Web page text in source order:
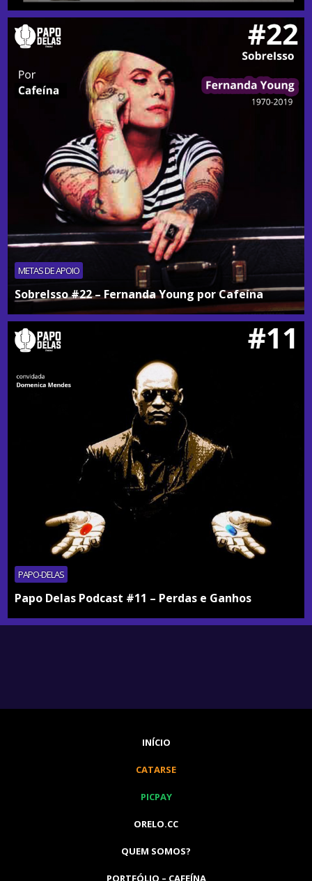
METAS DE APOIO
SobreIsso #22 – Fernanda Young por Cafeína
PAPO-DELAS
Papo Delas Podcast #11 – Perdas e Ganhos
INÍCIO
CATARSE
PICPAY
ORELO.CC
QUEM SOMOS?
PORTFÓLIO – CAFEÍNA